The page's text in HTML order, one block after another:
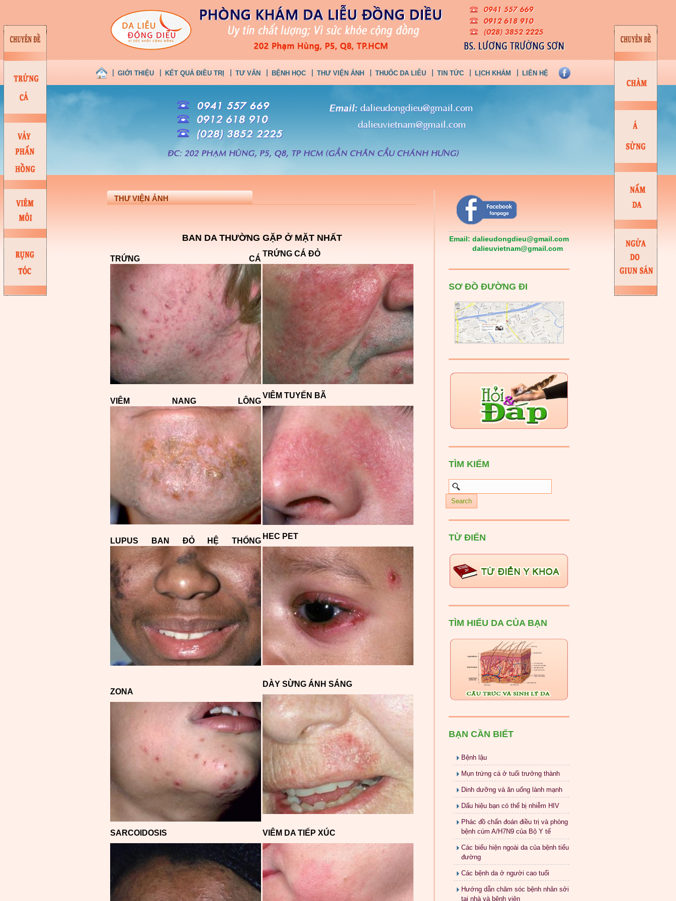
GIỚI THIỆU KẾT QUẢ ĐIỀU TRỊ TƯ VẤN BỆNH HỌC THƯ VIỆN ẢNH THUỐC DA LIỄU TIN TỨC LỊCH KHÁM LIÊN HỆ
THƯ VIỆN ẢNH
BAN DA THƯỜNG GẶP Ở MẶT NHẤT
TRỨNG CÁ
TRỨNG CÁ ĐỎ
VIÊM NANG LÔNG
VIÊM TUYẾN BÃ
LUPUS BAN ĐỎ HỆ THỐNG
HEC PET
ZONA
DÀY SỪNG ÁNH SÁNG
SARCOIDOSIS VIÊM DA TIẾP XÚC
Email: dalieudongdieu@gmail.com
dalieuvietnam@gmail.com
SƠ ĐỒ ĐƯỜNG ĐI
TÌM KIẾM
TỪ ĐIỂN
TÌM HIỂU DA CỦA BẠN
BẠN CẦN BIẾT
Bệnh lậu
Mụn trứng cá ở tuổi trưởng thành
Dinh dưỡng và ăn uống lành mạnh
Dấu hiệu bạn có thể bị nhiễm HIV
Phác đồ chẩn đoán điều trị và phòng
bệnh cúm A/H7N9 của Bộ Y tế
Các biểu hiện ngoài da của bệnh tiểu
đường
Các bệnh da ở người cao tuổi
Hướng dẫn chăm sóc bệnh nhân sởi
tại nhà và bệnh viện